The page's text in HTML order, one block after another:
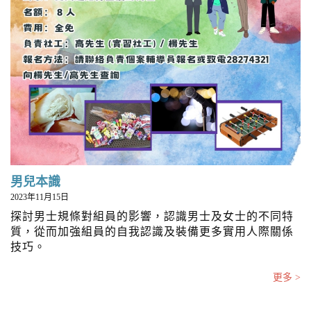
男兒本識
2023年11月15日
探討男士規條對組員的影響，認識男士及女士的不同特
質，從而加強組員的自我認識及裝備更多實用人際關係
技巧。
更多 >